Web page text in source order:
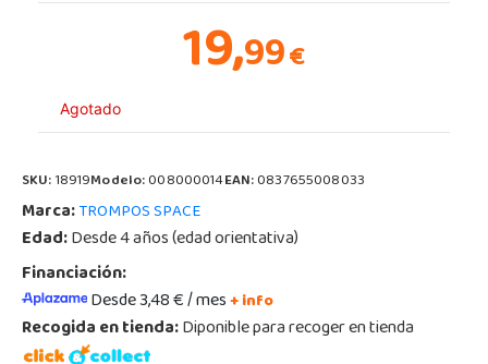
19,99€
Agotado
SKU:18919Modelo:008000014EAN:0837655008033
Marca:TROMPOS SPACE
Edad:Desde 4 años (edad orientativa)
Financiación:
Desde 3,48 € / mes+ info
Recogida en tienda:Diponible para recoger en tienda